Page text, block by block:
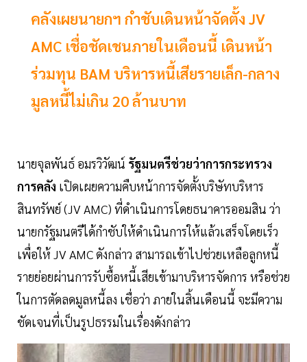
คลังเผยนายกฯ กำชับเดินหน้าจัดตั้ง JV
AMC เชื่อชัดเชนภายในเดือนนี้ เดินหน้า
ร่วมทุน BAM บริหารหนี้เสียรายเล็ก-กลาง
มูลหนี้ไม่เกิน 20 ล้านบาท
นายจุลพันธ์ อมรวิวัฒน์ รัฐมนตรีช่วยว่าการกระทรวง
การคลัง เปิดเผยความคืบหน้าการจัดตั้งบริษัทบริหาร
สินทรัพย์ (JV AMC) ที่ดำเนินการโดยธนาคารออมสิน ว่า
นายกรัฐมนตรีได้กำชับให้ดำเนินการให้แล้วเสร็จโดยเร็ว
เพื่อให้ JV AMC ดังกล่าว สามารถเข้าไปช่วยเหลือลูกหนี้
รายย่อยผ่านการรับซื้อหนี้เสียเข้ามาบริหารจัดการ หรือช่วย
ในการตัดลดมูลหนี้ลง เชื่อว่า ภายในสิ้นเดือนนี้ จะมีความ
ชัดเจนที่เป็นรูปธรรมในเรื่องดังกล่าว